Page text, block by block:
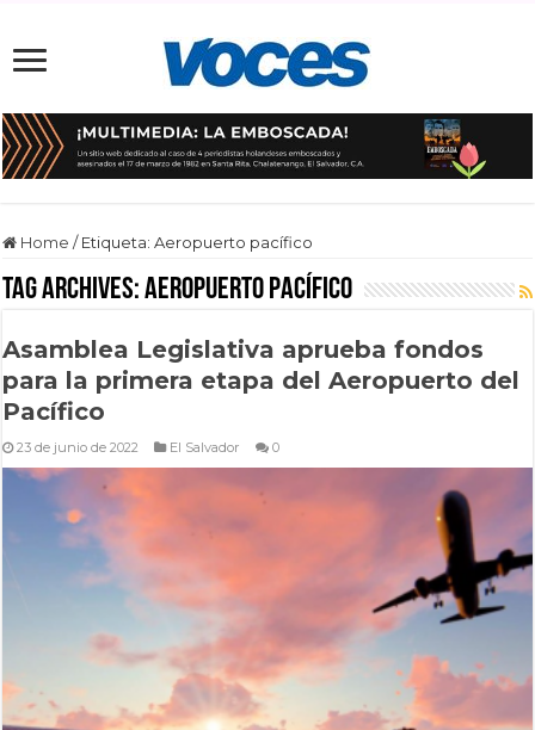
Home / Etiqueta:Aeropuerto pacífico
Tag Archives:Aeropuerto pacífico
Asamblea Legislativa aprueba fondos
para la primera etapa del Aeropuerto del
Pacífico
23 de junio de 2022 El Salvador 0